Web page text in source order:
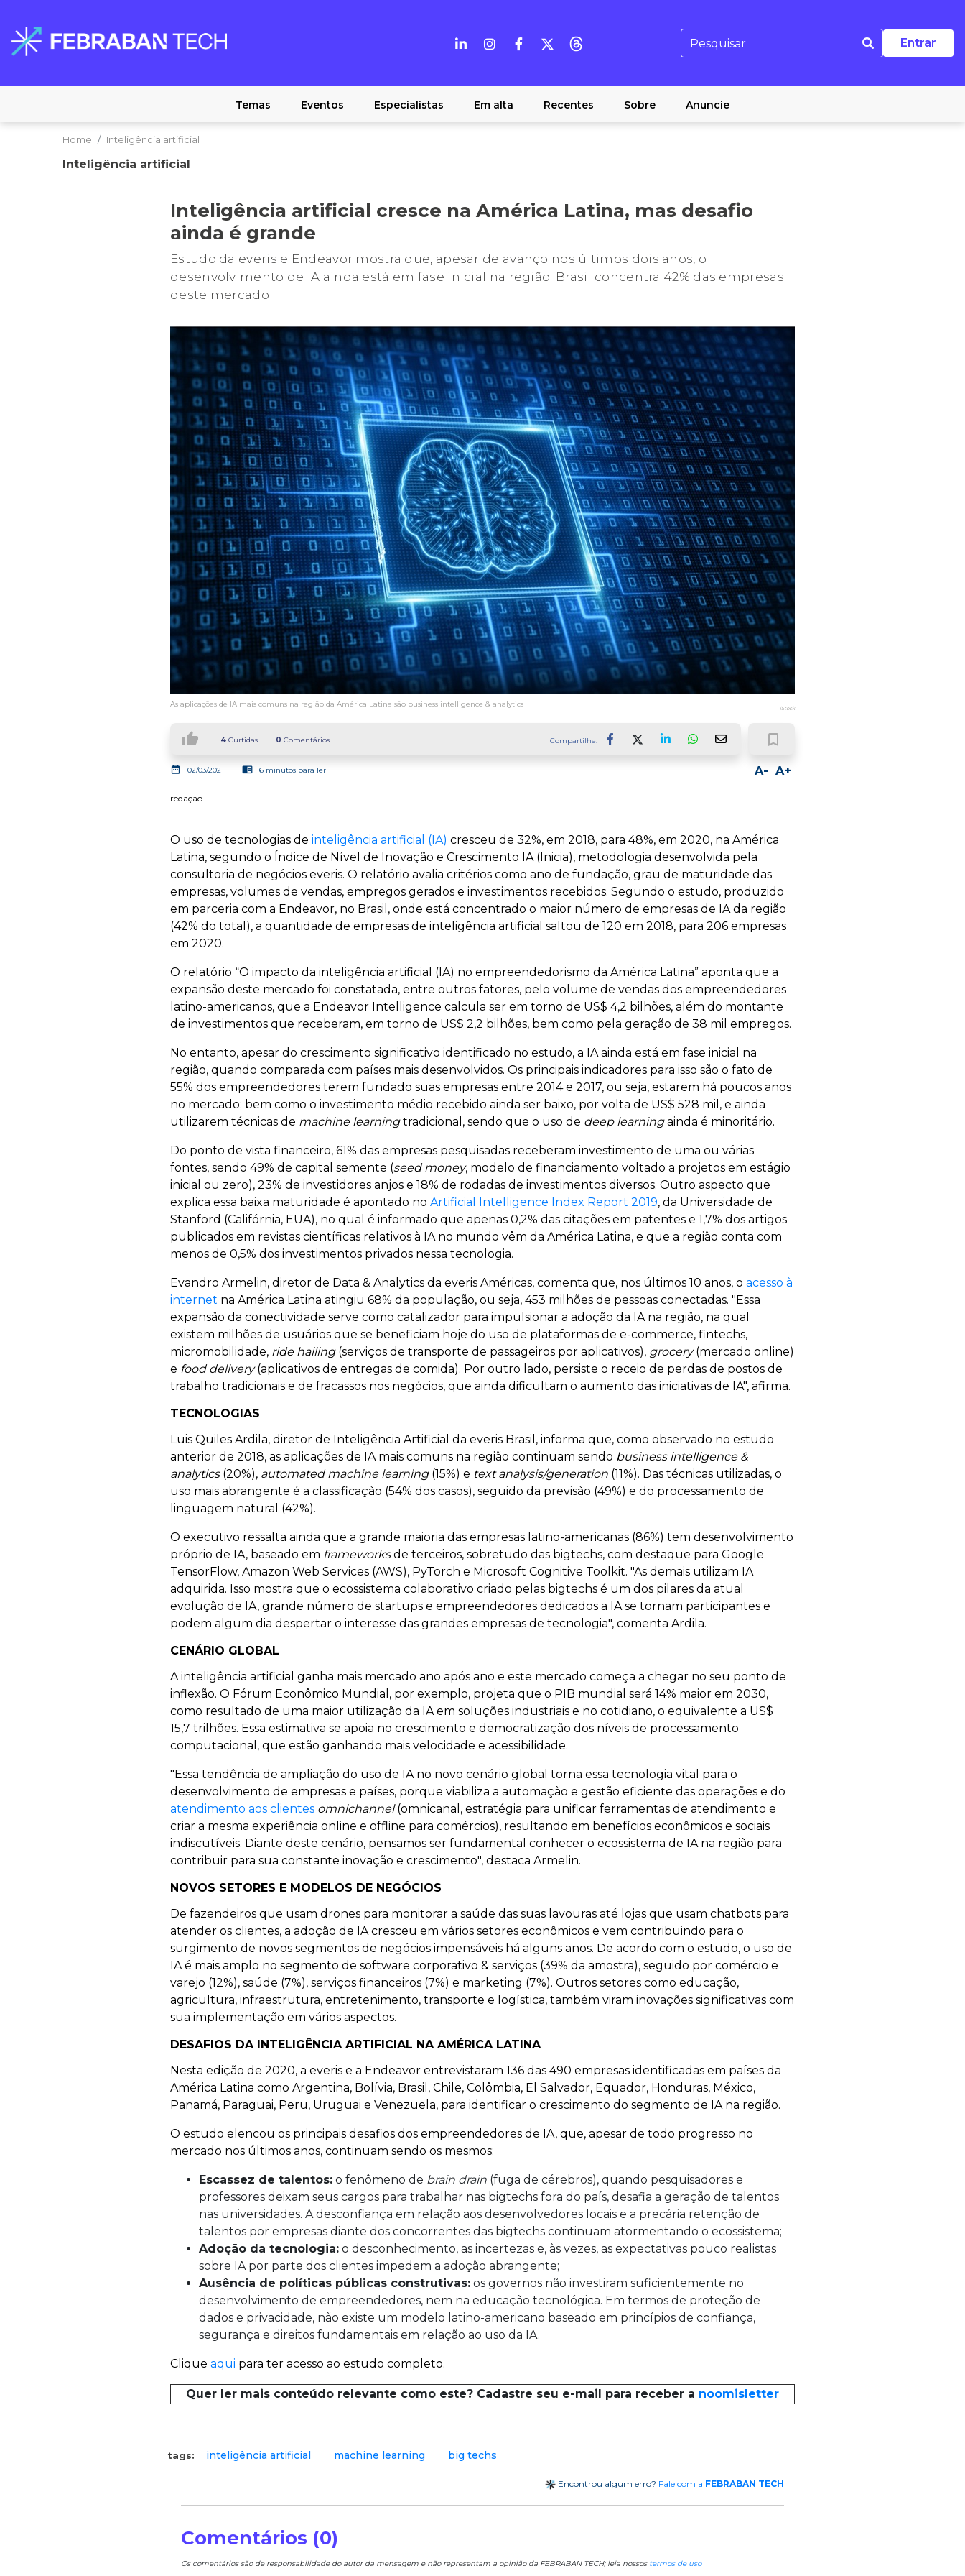
Entrar
Temas Eventos Especialistas Em alta Recentes Sobre Anuncie
Home Inteligência artificial
Inteligência artificial
Inteligência artificial cresce na América Latina, mas desafio
ainda é grande
Estudo da everis e Endeavor mostra que, apesar de avanço nos últimos dois anos, o
desenvolvimento de IA ainda está em fase inicial na região; Brasil concentra 42% das empresas
deste mercado
As aplicações de IA mais comuns na região da América Latina são business intelligence & analytics iStock
thumb_up 4 Curtidas 0 Comentários Compartilhe: bookmark_border
date_range 02/03/2021 chrome_reader_mode 6 minutos para ler A+
A-
redação
O uso de tecnologias de inteligência artificial (IA) cresceu de 32%, em 2018, para 48%, em 2020, na América
Latina, segundo o Índice de Nível de Inovação e Crescimento IA (Inicia), metodologia desenvolvida pela
consultoria de negócios everis. O relatório avalia critérios como ano de fundação, grau de maturidade das
empresas, volumes de vendas, empregos gerados e investimentos recebidos. Segundo o estudo, produzido
em parceria com a Endeavor, no Brasil, onde está concentrado o maior número de empresas de IA da região
(42% do total), a quantidade de empresas de inteligência artificial saltou de 120 em 2018, para 206 empresas
em 2020.
O relatório “O impacto da inteligência artificial (IA) no empreendedorismo da América Latina” aponta que a
expansão deste mercado foi constatada, entre outros fatores, pelo volume de vendas dos empreendedores
latino-americanos, que a Endeavor Intelligence calcula ser em torno de US$ 4,2 bilhões, além do montante
de investimentos que receberam, em torno de US$ 2,2 bilhões, bem como pela geração de 38 mil empregos.
No entanto, apesar do crescimento significativo identificado no estudo, a IA ainda está em fase inicial na
região, quando comparada com países mais desenvolvidos. Os principais indicadores para isso são o fato de
55% dos empreendedores terem fundado suas empresas entre 2014 e 2017, ou seja, estarem há poucos anos
no mercado; bem como o investimento médio recebido ainda ser baixo, por volta de US$ 528 mil, e ainda
utilizarem técnicas de machine learningtradicional, sendo que o uso de deep learningainda é minoritário.
Do ponto de vista financeiro, 61% das empresas pesquisadas receberam investimento de uma ou várias
fontes, sendo 49% de capital semente (seed money, modelo de financiamento voltado a projetos em estágio
inicial ou zero), 23% de investidores anjos e 18% de rodadas de investimentos diversos. Outro aspecto que
explica essa baixa maturidade é apontado no Artificial Intelligence Index Report 2019, da Universidade de
Stanford (Califórnia, EUA), no qual é informado que apenas 0,2% das citações em patentes e 1,7% dos artigos
publicados em revistas científicas relativos à IA no mundo vêm da América Latina, e que a região conta com
menos de 0,5% dos investimentos privados nessa tecnologia.
Evandro Armelin, diretor de Data & Analytics da everis Américas, comenta que, nos últimos 10 anos, o acesso à
internet na América Latina atingiu 68% da população, ou seja, 453 milhões de pessoas conectadas. "Essa
expansão da conectividade serve como catalizador para impulsionar a adoção da IA na região, na qual
existem milhões de usuários que se beneficiam hoje do uso de plataformas de e-commerce, fintechs,
micromobilidade, ride hailing(serviços de transporte de passageiros por aplicativos), grocery(mercado online)
e food delivery(aplicativos de entregas de comida). Por outro lado, persiste o receio de perdas de postos de
trabalho tradicionais e de fracassos nos negócios, que ainda dificultam o aumento das iniciativas de IA", afirma.
TECNOLOGIAS
Luis Quiles Ardila, diretor de Inteligência Artificial da everis Brasil, informa que, como observado no estudo
anterior de 2018, as aplicações de IA mais comuns na região continuam sendo business intelligence &
analytics(20%), automated machine learning (15%) e text analysis/generation (11%). Das técnicas utilizadas, o
uso mais abrangente é a classificação (54% dos casos), seguido da previsão (49%) e do processamento de
linguagem natural (42%).
O executivo ressalta ainda que a grande maioria das empresas latino-americanas (86%) tem desenvolvimento
próprio de IA, baseado em frameworksde terceiros, sobretudo das bigtechs, com destaque para Google
TensorFlow, Amazon Web Services (AWS), PyTorch e Microsoft Cognitive Toolkit. "As demais utilizam IA
adquirida. Isso mostra que o ecossistema colaborativo criado pelas bigtechs é um dos pilares da atual
evolução de IA, grande número de startups e empreendedores dedicados a IA se tornam participantes e
podem algum dia despertar o interesse das grandes empresas de tecnologia", comenta Ardila.
CENÁRIO GLOBAL
A inteligência artificial ganha mais mercado ano após ano e este mercado começa a chegar no seu ponto de
inflexão. O Fórum Econômico Mundial, por exemplo, projeta que o PIB mundial será 14% maior em 2030,
como resultado de uma maior utilização da IA em soluções industriais e no cotidiano, o equivalente a US$
15,7 trilhões. Essa estimativa se apoia no crescimento e democratização dos níveis de processamento
computacional, que estão ganhando mais velocidade e acessibilidade.
"Essa tendência de ampliação do uso de IA no novo cenário global torna essa tecnologia vital para o
desenvolvimento de empresas e países, porque viabiliza a automação e gestão eficiente das operações e do
atendimento aos clientes omnichannel(omnicanal, estratégia para unificar ferramentas de atendimento e
criar a mesma experiência online e offline para comércios), resultando em benefícios econômicos e sociais
indiscutíveis. Diante deste cenário, pensamos ser fundamental conhecer o ecossistema de IA na região para
contribuir para sua constante inovação e crescimento", destaca Armelin.
NOVOS SETORES E MODELOS DE NEGÓCIOS
De fazendeiros que usam drones para monitorar a saúde das suas lavouras até lojas que usam chatbots para
atender os clientes, a adoção de IA cresceu em vários setores econômicos e vem contribuindo para o
surgimento de novos segmentos de negócios impensáveis há alguns anos. De acordo com o estudo, o uso de
IA é mais amplo no segmento de software corporativo & serviços (39% da amostra), seguido por comércio e
varejo (12%), saúde (7%), serviços financeiros (7%) e marketing (7%). Outros setores como educação,
agricultura, infraestrutura, entretenimento, transporte e logística, também viram inovações significativas com
sua implementação em vários aspectos.
DESAFIOS DA INTELIGÊNCIA ARTIFICIAL NA AMÉRICA LATINA
Nesta edição de 2020, a everis e a Endeavor entrevistaram 136 das 490 empresas identificadas em países da
América Latina como Argentina, Bolívia, Brasil, Chile, Colômbia, El Salvador, Equador, Honduras, México,
Panamá, Paraguai, Peru, Uruguai e Venezuela, para identificar o crescimento do segmento de IA na região.
O estudo elencou os principais desafios dos empreendedores de IA, que, apesar de todo progresso no
mercado nos últimos anos, continuam sendo os mesmos:
Escassez de talentos: o fenômeno de brain drain (fuga de cérebros), quando pesquisadores e
professores deixam seus cargos para trabalhar nas bigtechs fora do país, desafia a geração de talentos
nas universidades. A desconfiança em relação aos desenvolvedores locais e a precária retenção de
talentos por empresas diante dos concorrentes das bigtechs continuam atormentando o ecossistema;
Adoção da tecnologia: o desconhecimento, as incertezas e, às vezes, as expectativas pouco realistas
sobre IA por parte dos clientes impedem a adoção abrangente;
Ausência de políticas públicas construtivas: os governos não investiram suficientemente no
desenvolvimento de empreendedores, nem na educação tecnológica. Em termos de proteção de
dados e privacidade, não existe um modelo latino-americano baseado em princípios de confiança,
segurança e direitos fundamentais em relação ao uso da IA.
Clique aqui para ter acesso ao estudo completo.
Quer ler mais conteúdo relevante como este? Cadastre seu e-mail para receber a noomisletter
tags: inteligência artificial machine learning big techs
Encontrou algum erro? Fale com a FEBRABAN TECH
Comentários (0)
Os comentários são de responsabilidade do autor da mensagem e não representam a opinião da FEBRABAN TECH; leia nossos termos de uso